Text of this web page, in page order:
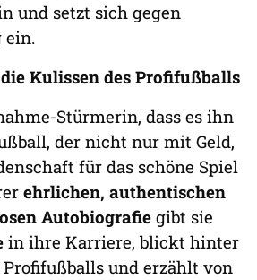
und setzt sich gegen
ein.
Kulissen des Profifußballs
Stürmerin, dass es ihn
der nicht nur mit Geld,
für das schöne Spiel
ehrlichen, authentischen
Autobiografie gibt sie
in ihre Karriere, blickt hinter
und erzählt von